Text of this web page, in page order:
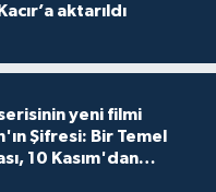
aktarıldı
yeni filmi
Şifresi: Bir Temel
10 Kasım'dan